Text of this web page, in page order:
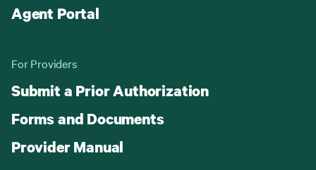
Agent Portal
For Providers
Submit a Prior Authorization
Forms and Documents
Provider Manual